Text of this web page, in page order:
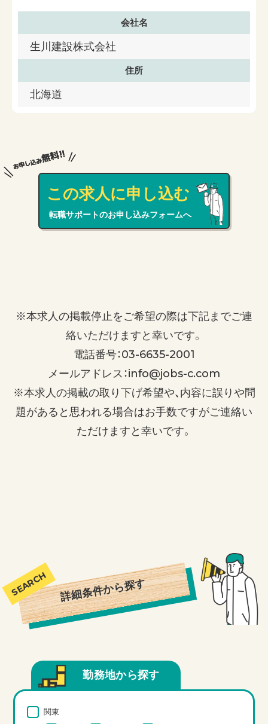
会社名
生川建設株式会社
住所
北海道
この求人に申し込む
転職サポートのお申し込みフォームへ
※本求人の掲載停止をご希望の際は下記までご連
絡いただけますと幸いです。
電話番号：03-6635-2001
メールアドレス：info@jobs-c.com
※本求人の掲載の取り下げ希望や、内容に誤りや問
題があると思われる場合はお手数ですがご連絡い
ただけますと幸いです。
詳細条件から探す
勤務地から探す
関東